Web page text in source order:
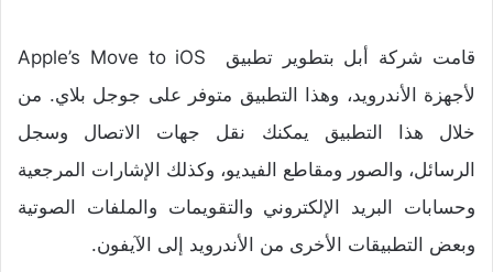
قامت شركة أبل بتطوير تطبيق Apple’s Move to iOS
لأجهزة الأندرويد، وهذا التطبيق متوفر على جوجل بلاي. من
خلال هذا التطبيق يمكنك نقل جهات الاتصال وسجل
الرسائل، والصور ومقاطع الفيديو، وكذلك الإشارات المرجعية
وحسابات البريد الإلكتروني والتقويمات والملفات الصوتية
وبعض التطبيقات الأخرى من الأندرويد إلى الآيفون.